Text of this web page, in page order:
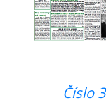
Číslo 3